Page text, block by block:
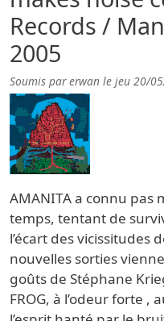
Records /
2005
Soumis parerwan le jeu 20/
AMANITA a connu pas
temps, tentant de
l’écart des vicissitudes
nouvelles sorties
goûts de Stéphane
FROG, à l’odeur forte ,